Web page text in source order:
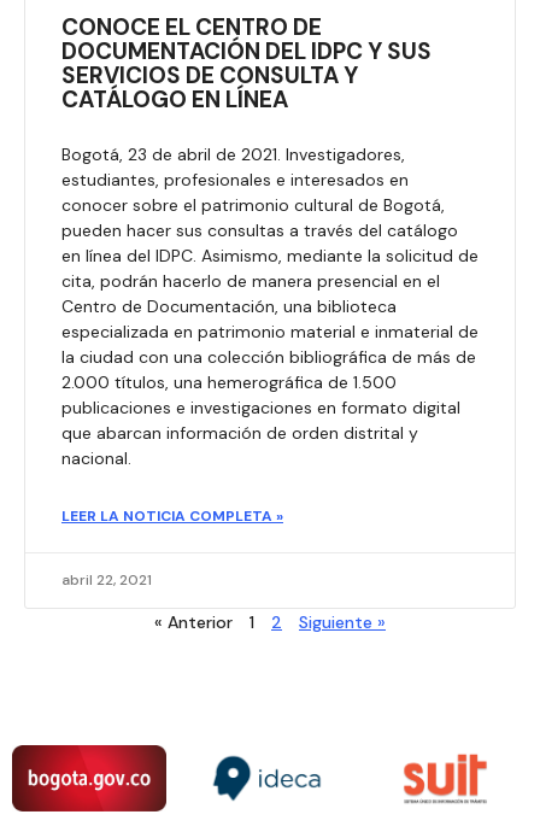
CONOCE EL CENTRO DE
DOCUMENTACIÓN DEL IDPC Y SUS
SERVICIOS DE CONSULTA Y
CATÁLOGO EN LÍNEA
Bogotá, 23 de abril de 2021. Investigadores,
estudiantes, profesionales e interesados en
conocer sobre el patrimonio cultural de Bogotá,
pueden hacer sus consultas a través del catálogo
en línea del IDPC. Asimismo, mediante la solicitud de
cita, podrán hacerlo de manera presencial en el
Centro de Documentación, una biblioteca
especializada en patrimonio material e inmaterial de
la ciudad con una colección bibliográfica de más de
2.000 títulos, una hemerográfica de 1.500
publicaciones e investigaciones en formato digital
que abarcan información de orden distrital y
nacional.
LEER LA NOTICIA COMPLETA »
abril 22, 2021
« Anterior 1 2 Siguiente »